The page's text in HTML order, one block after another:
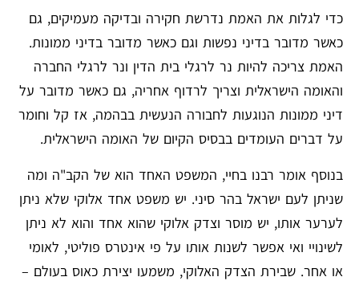
כדי לגלות את האמת נדרשת חקירה ובדיקה מעמיקים, גם
כאשר מדובר בדיני נפשות וגם כאשר מדובר בדיני ממונות.
האמת צריכה להיות נר לרגלי בית הדין ונר לרגלי החברה
והאומה הישראלית וצריך לרדוף אחריה, גם כאשר מדובר על
דיני ממונות הנוגעות לחבורה הנעשית בבהמה, אז קל וחומר
על דברים העומדים בבסיס הקיום של האומה הישראלית.
בנוסף אומר רבנו בחיי, המשפט האחד הוא של הקב"ה ומה
שניתן לעם ישראל בהר סיני. יש משפט אחד אלוקי שלא ניתן
לערער אותו, יש מוסר וצדק אלוקי שהוא אחד והוא לא ניתן
לשינויי ואי אפשר לשנות אותו על פי אינטרס פוליטי, לאומי
או אחר. שבירת הצדק האלוקי, משמעו יצירת כאוס בעולם –